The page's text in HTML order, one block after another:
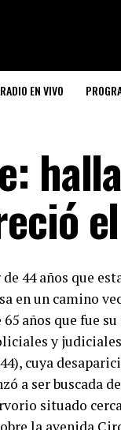
RADIO EN VIVO
44 años que
en un camino
65 años que fue
y
cuya
a ser buscada
situado